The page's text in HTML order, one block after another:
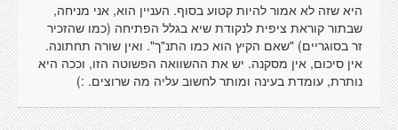
היא שזה לא אמור להיות קטוע בסוף. העניין הוא, אני מניחה,
שבתור קוראת ציפית לנקודת שיא בגלל הפתיחה (כמו שהזכיר
זר בסוגריים) "שאם הקיץ הוא כמו התנ"ך". ואין שורה תחתונה.
אין סיכום, אין מסקנה. יש את ההשוואה הפשוטה הזו, וככה היא
נותרת, עומדת בעינה ומותר לחשוב עליה מה שרוצים. :)